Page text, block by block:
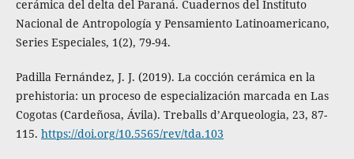
cerámica del delta del Paraná. Cuadernos del Instituto
Nacional de Antropología y Pensamiento Latinoamericano,
Series Especiales, 1(2), 79-94.
Padilla Fernández, J. J. (2019). La cocción cerámica en la
prehistoria: un proceso de especialización marcada en Las
Cogotas (Cardeñosa, Ávila). Treballs d’Arqueologia, 23, 87-
115. https://doi.org/10.5565/rev/tda.103